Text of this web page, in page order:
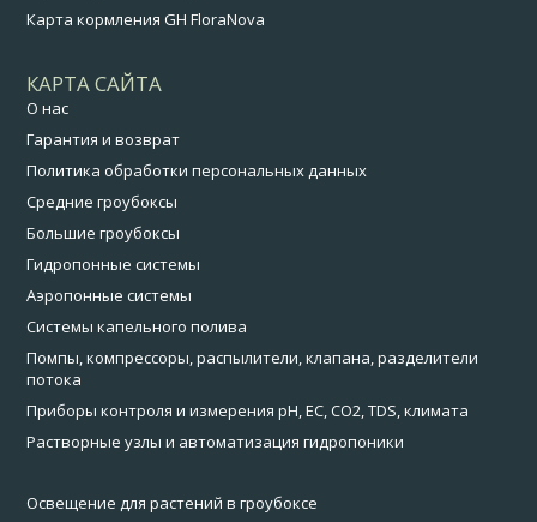
Карта кормления GH FloraNova
КАРТА САЙТА
О нас
Гарантия и возврат
Политика обработки персональных данных
Средние гроубоксы
Большие гроубоксы
Гидропонные системы
Аэропонные системы
Системы капельного полива
Помпы, компрессоры, распылители, клапана, разделители
потока
Приборы контроля и измерения pH, EC, CO2, TDS, климата
Растворные узлы и автоматизация гидропоники
Освещение для растений в гроубоксе